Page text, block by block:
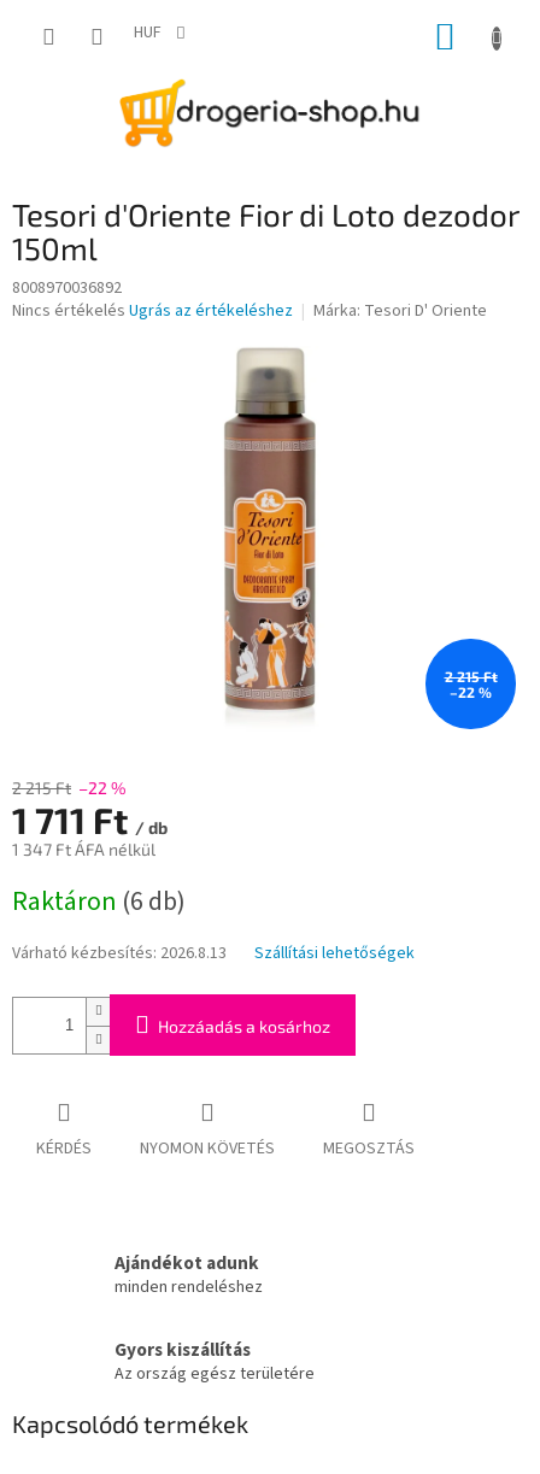
HUF KOSÁR
Tesori d'Oriente Fior di Loto dezodor
150ml
8008970036892
A
Nincs értékelés Ugrás az értékeléshez Márka: Tesori D' Oriente
2 215 Ft
–22 %
2 215 Ft –22 %
1 711 Ft / db
1 347 Ft ÁFA nélkül
Raktáron (6 db)
Várható kézbesítés: 2026.8.13 Szállítási lehetőségek
Hozzáadás a kosárhoz
KÉRDÉS NYOMON KÖVETÉS MEGOSZTÁS
Ajándékot adunk
minden rendeléshez
Gyors kiszállítás
Az ország egész területére
Kapcsolódó termékek